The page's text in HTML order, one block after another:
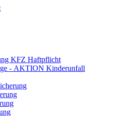
KFZ Haftpflicht
- AKTION Kinderunfall